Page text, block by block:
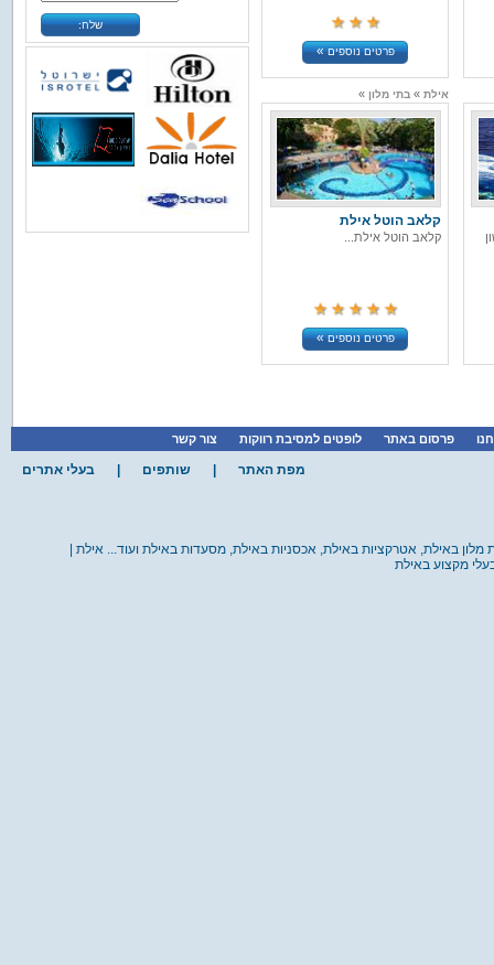
פרטים נוספים»
אילת » בתי מלון »
קלאב הוטל אילת
קלאב הוטל אילת...
פרטים נוספים»
באתר הבית של קבוצת הריף תמצאו
את המידע המקיף ביותר...
פרטים נוספים
אילת» אטרקציות »
IMAX /
איימקס אילת
לתאר במילים,המבנה הא...
פרטים נוספים
שלח:
פרסום באתר לופטים למסיבת רווקות צור קשר
מפת האתר שותפים בעלי אתרים
באילת, אטרקציות באילת, אכסניות באילת, מסעדות באילת ועוד... אילת |
מקצוע באילת